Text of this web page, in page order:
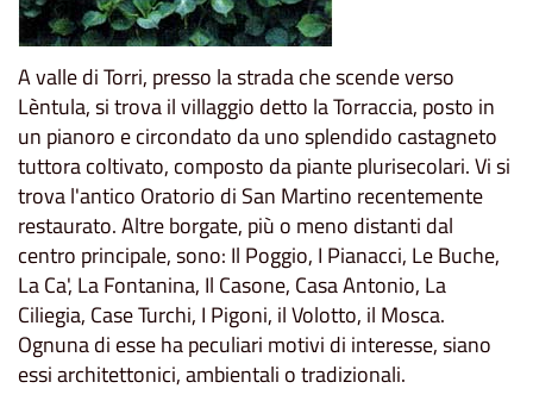
A valle di Torri, presso la strada che scende verso
Lèntula, si trova il villaggio detto la Torraccia, posto in
un pianoro e circondato da uno splendido castagneto
tuttora coltivato, composto da piante plurisecolari. Vi si
trova l'antico Oratorio di San Martino recentemente
restaurato. Altre borgate, più o meno distanti dal
centro principale, sono: Il Poggio, I Pianacci, Le Buche,
La Ca', La Fontanina, Il Casone, Casa Antonio, La
Ciliegia, Case Turchi, I Pigoni, il Volotto, il Mosca.
Ognuna di esse ha peculiari motivi di interesse, siano
essi architettonici, ambientali o tradizionali.